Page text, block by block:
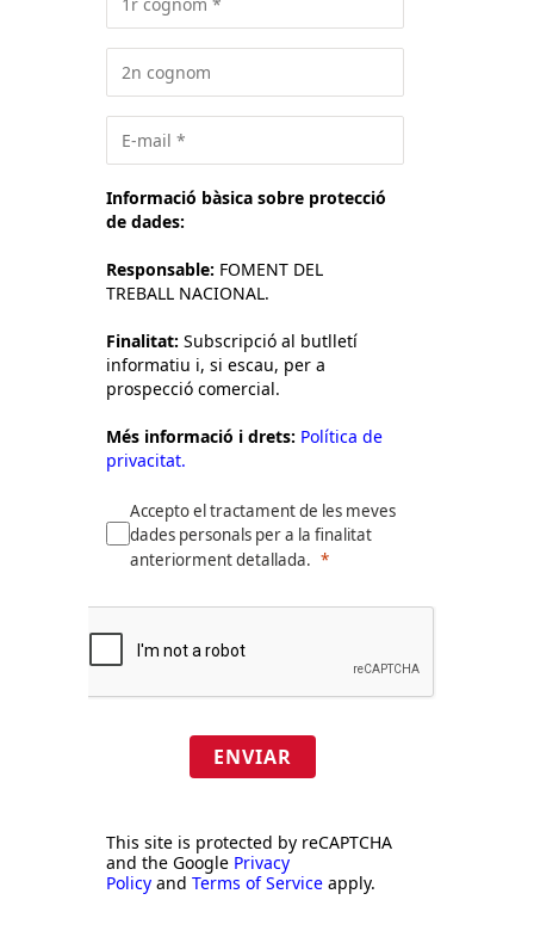
Informació bàsica sobre protecció
de dades:
Responsable: FOMENT DEL
TREBALL NACIONAL.
Finalitat: Subscripció al butlletí
informatiu i, si escau, per a
prospecció comercial.
Més informació i drets: Política de
privacitat.
Accepto el tractament de les meves
dades personals per a la finalitat
anteriorment detallada.
ENVIAR
This site is protected by reCAPTCHA
and the Google Privacy
Policy and Terms of Service apply.